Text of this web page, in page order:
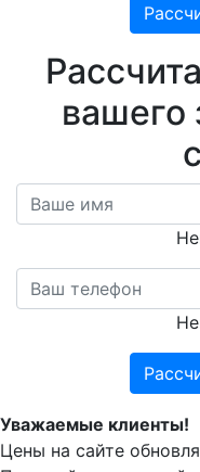
вашего
Уважаемые клиенты!
Цены на сайте